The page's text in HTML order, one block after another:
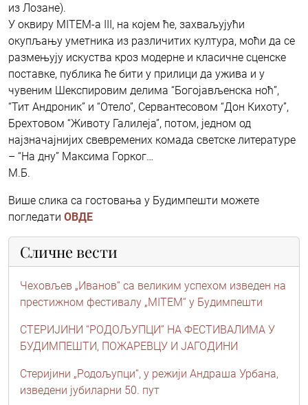
из Лозане).
У оквиру MITEM-a III, на којем ће, захваљујући
окупљању уметника из различитих култура, моћи да се
размењују искуства кроз модерне и класичне сценске
поставке, публика ће бити у прилици да ужива и у
чувеним Шекспировим делима “Богојављенска ноћ”,
“Тит Андроник” и “Отело”, Сервантесовом “Дон Кихоту”,
Брехтовом “Животу Галилеја”, потом, једном од
најзначајнијих свевремених комада светске литературе
– “На дну” Максима Горког…
М.Б.
Више слика са гостовања у Будимпешти можете
погледати ОВДЕ
Сличне вести
Чеховљев „Иванов“ са великим успехом изведен на
престижном фестивалу „MITEM“ у Будимпешти
СТЕРИЈИНИ “РОДОЉУПЦИ” НА ФЕСТИВАЛИМА У
БУДИМПЕШТИ, ПОЖАРЕВЦУ И ЈАГОДИНИ
Стеријини „Родољупци“, у режији Андраша Урбана,
изведени јубиларни 50. пут